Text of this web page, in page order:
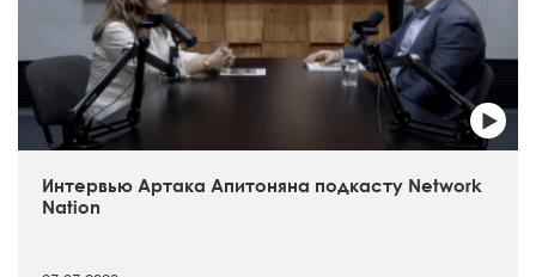
Интервью Артака Апитоняна подкасту Network
Nation